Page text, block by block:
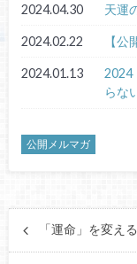
2024.04.30 天運
2024.02.22 【
2024.01.13
2024
らな
公開メルマガ
「運命」を変え